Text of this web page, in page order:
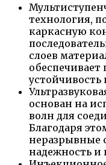
технология,
каркасную
слоев
основан на
волн для
Благодаря
неразрывные
надежность и